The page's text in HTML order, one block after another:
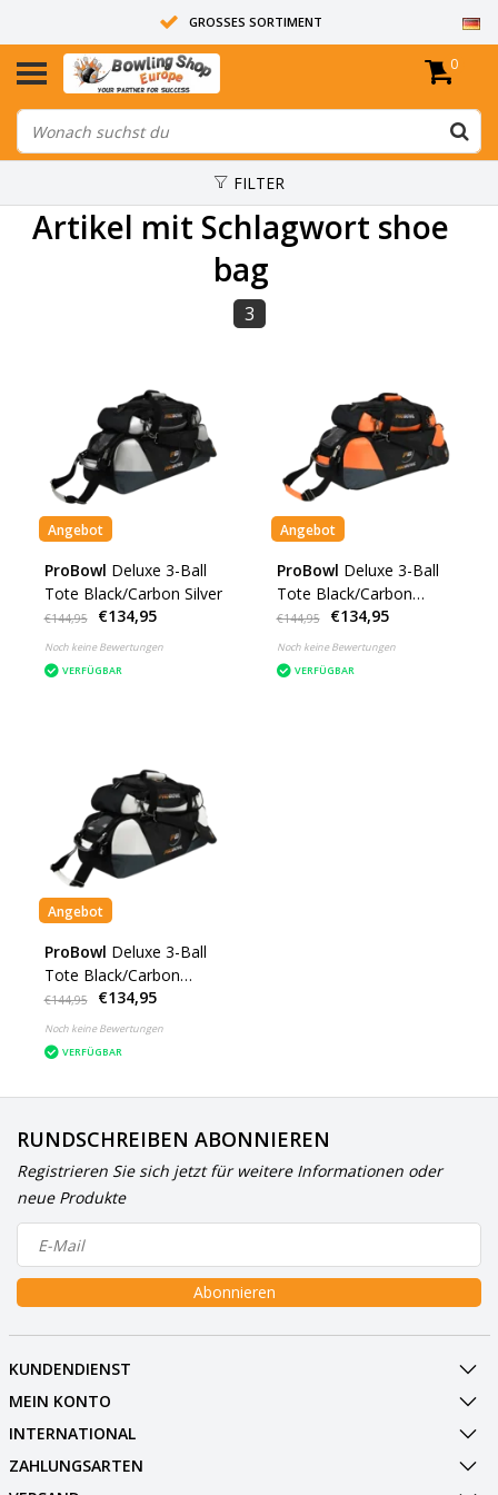
GROSSES SORTIMENT
14 TAGE RÜCKGABERECHT
ALLE BOWLINGKUGELN SIND UNGEBOHRT
0
FILTER
Artikel mit Schlagwort shoe
bag
3
Angebot
ProBowl Deluxe 3-Ball
Tote Black/Carbon Silver
€144,95 €134,95
Noch keine Bewertungen
VERFÜGBAR
Angebot
ProBowl Deluxe 3-Ball
Tote Black/Carbon
Orange
€144,95 €134,95
Noch keine Bewertungen
VERFÜGBAR
Angebot
ProBowl Deluxe 3-Ball
Tote Black/Carbon
White
€144,95 €134,95
Noch keine Bewertungen
VERFÜGBAR
RUNDSCHREIBEN ABONNIEREN
Registrieren Sie sich jetzt für weitere Informationen oder
neue Produkte
Abonnieren
KUNDENDIENST
MEIN KONTO
INTERNATIONAL
ZAHLUNGSARTEN